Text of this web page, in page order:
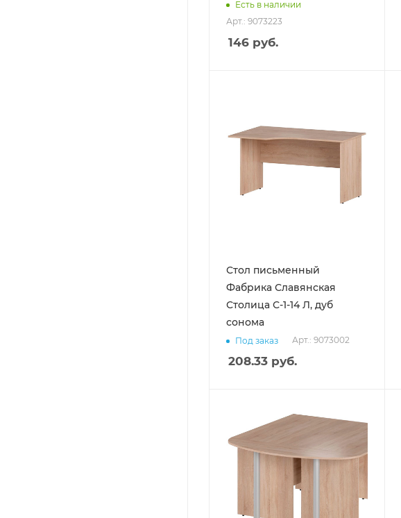
Есть в наличии
Арт.: 9073223
146 руб.
Стол письменный
Фабрика Славянская
Столица С-1-14 Л, дуб
сонома
Под заказ Арт.: 9073002
208.33 руб.